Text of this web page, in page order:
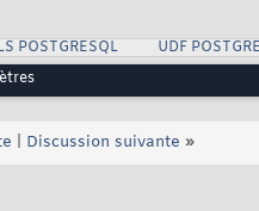
POSTGRESQL UDF
Discussion suivante »